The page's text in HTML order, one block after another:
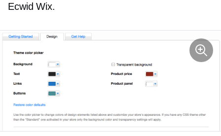
Ecwid Wix.